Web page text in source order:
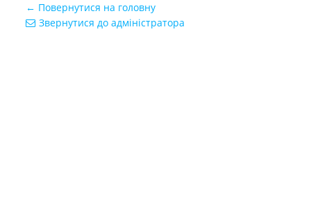
← Повернутися на головну
Звернутися до адміністратора